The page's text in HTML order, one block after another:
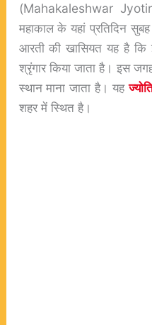
(Mahakaleshwar
महाकाल के यहां प्रतिदिन
आरती की खासियत यह है कि
श्रृंगार किया जाता है। इस
स्थान माना जाता है। यह
शहर में स्थित है।